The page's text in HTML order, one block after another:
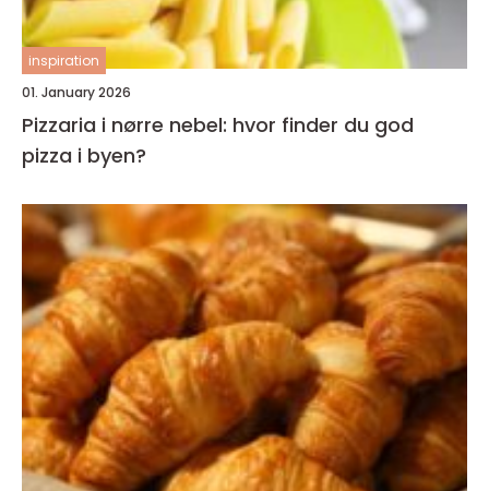
inspiration
01. January 2026
Pizzaria i nørre nebel: hvor finder du god
pizza i byen?